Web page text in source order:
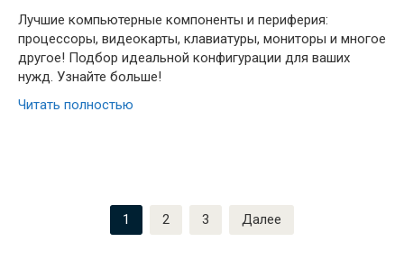
Лучшие компьютерные компоненты и периферия:
процессоры, видеокарты, клавиатуры, мониторы и многое
другое! Подбор идеальной конфигурации для ваших
нужд. Узнайте больше!
Читать полностью
1 2 3 Далее